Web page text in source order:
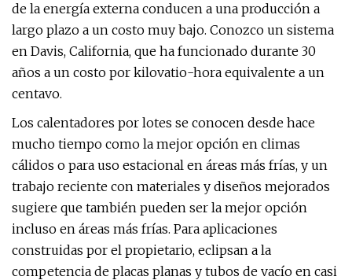
de la energía externa conducen a una producción a
largo plazo a un costo muy bajo. Conozco un sistema
en Davis, California, que ha funcionado durante 30
años a un costo por kilovatio-hora equivalente a un
centavo.
Los calentadores por lotes se conocen desde hace
mucho tiempo como la mejor opción en climas
cálidos o para uso estacional en áreas más frías, y un
trabajo reciente con materiales y diseños mejorados
sugiere que también pueden ser la mejor opción
incluso en áreas más frías. Para aplicaciones
construidas por el propietario, eclipsan a la
competencia de placas planas y tubos de vacío en casi